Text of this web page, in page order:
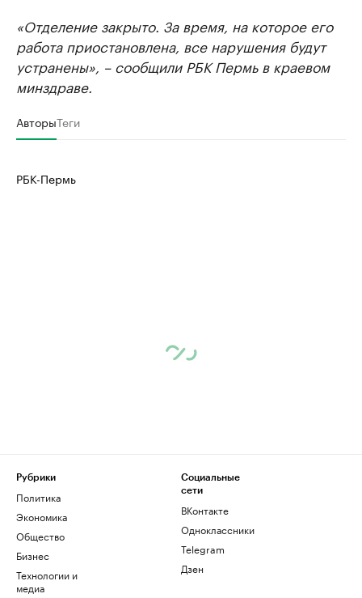
«Отделение закрыто. За время, на которое его
работа приостановлена, все нарушения будут
устранены», – сообщили РБК Пермь в краевом
минздраве.
АвторыТеги
РБК-Пермь
Рубрики
Политика
Экономика
Общество
Бизнес
Технологии и
медиа
Социальные
сети
ВКонтакте
Одноклассники
Telegram
Дзен